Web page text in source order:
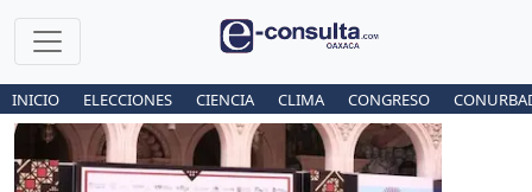
INICIO ELECCIONES CIENCIA CLIMA CONGRESO